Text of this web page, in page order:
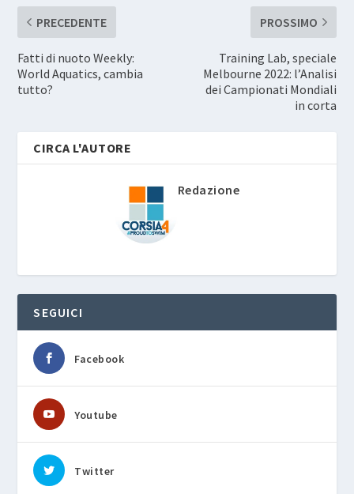
PRECEDENTE
Fatti di nuoto Weekly:
World Aquatics, cambia
tutto?
PROSSIMO
Training Lab, speciale
Melbourne 2022: l’Analisi
dei Campionati Mondiali
in corta
CIRCA L'AUTORE
Redazione
SEGUICI
Facebook
Youtube
Twitter